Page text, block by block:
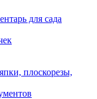
для сада
плоскорезы,